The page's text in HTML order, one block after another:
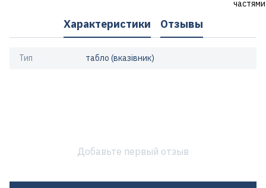
Характеристики Отзывы
Тип табло (вказівник)
Добавьте первый отзыв